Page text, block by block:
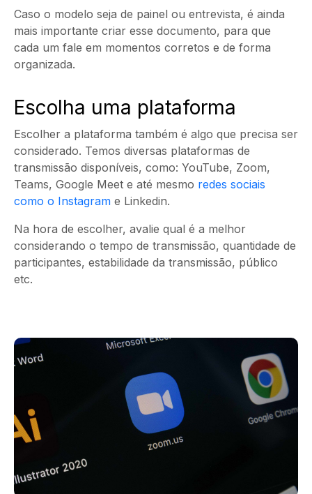
Caso o modelo seja de painel ou entrevista, é ainda
mais importante criar esse documento, para que
cada um fale em momentos corretos e de forma
organizada.
Escolha uma plataforma
Escolher a plataforma também é algo que precisa ser
considerado. Temos diversas plataformas de
transmissão disponíveis, como: YouTube, Zoom,
Teams, Google Meet e até mesmo redes sociais
como o Instagram e Linkedin.
Na hora de escolher, avalie qual é a melhor
considerando o tempo de transmissão, quantidade de
participantes, estabilidade da transmissão, público
etc.